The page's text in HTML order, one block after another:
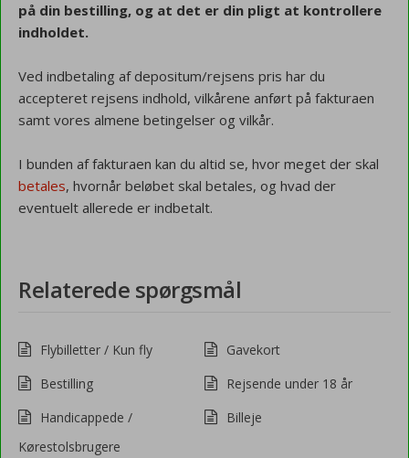
på din bestilling, og at det er din pligt at kontrollere
indholdet.
Ved indbetaling af depositum/rejsens pris har du
accepteret rejsens indhold, vilkårene anført på fakturaen
samt vores almene betingelser og vilkår.
I bunden af fakturaen kan du altid se, hvor meget der skal
betales, hvornår beløbet skal betales, og hvad der
eventuelt allerede er indbetalt.
Relaterede spørgsmål
Flybilletter / Kun fly
Gavekort
Bestilling
Rejsende under 18 år
Handicappede /
Kørestolsbrugere
Billeje